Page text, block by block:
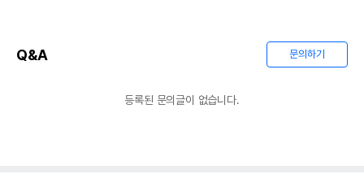
Q&A 문의하기
등록된 문의글이 없습니다.